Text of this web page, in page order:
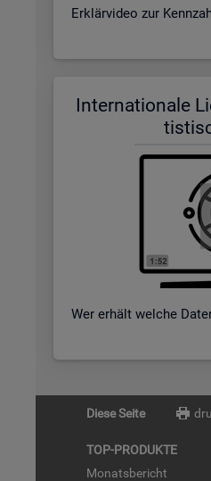
Er­klär­vi­deo zur
In­ter­na­tio­na­le
Wer er­hält wel­che
Diese Seite
TOP-PRO­DUK­TE
Mo­nats­be­richt